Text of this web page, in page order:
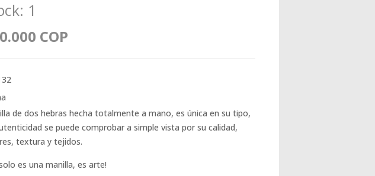
1
COP
de dos hebras hecha totalmente a mano, es única en su tipo,
se puede comprobar a simple vista por su calidad,
textura y tejidos.
es una manilla, es arte!